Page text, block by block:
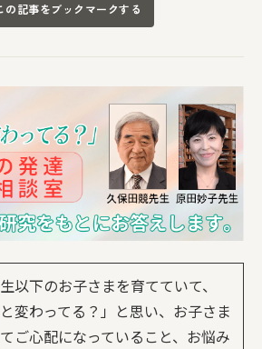
の記事をブックマークする
以下のお子さまを育てていて、
変わってる？」と思い、お子さま
ご心配になっていること、お悩み